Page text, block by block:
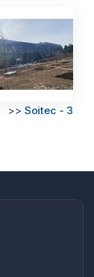
>> Soitec - 3